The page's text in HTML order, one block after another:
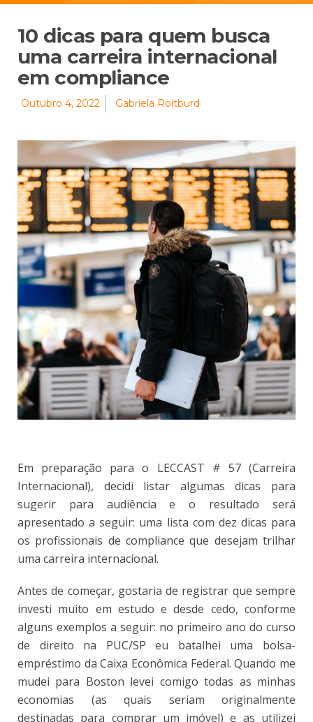
10 dicas para quem busca
uma carreira internacional
em compliance
Outubro 4, 2022 Gabriela Roitburd
Em preparação para o LECCAST # 57 (Carreira
Internacional), decidi listar algumas dicas para
sugerir para audiência e o resultado será
apresentado a seguir: uma lista com dez dicas para
os profissionais de compliance que desejam trilhar
uma carreira internacional.
Antes de começar, gostaria de registrar que sempre
investi muito em estudo e desde cedo, conforme
alguns exemplos a seguir: no primeiro ano do curso
de direito na PUC/SP eu batalhei uma bolsa-
empréstimo da Caixa Econômica Federal. Quando me
mudei para Boston levei comigo todas as minhas
economias (as quais seriam originalmente
destinadas para comprar um imóvel) e as utilizei